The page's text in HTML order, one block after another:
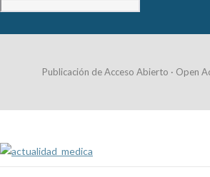
Publicación de Acceso Abierto · Open